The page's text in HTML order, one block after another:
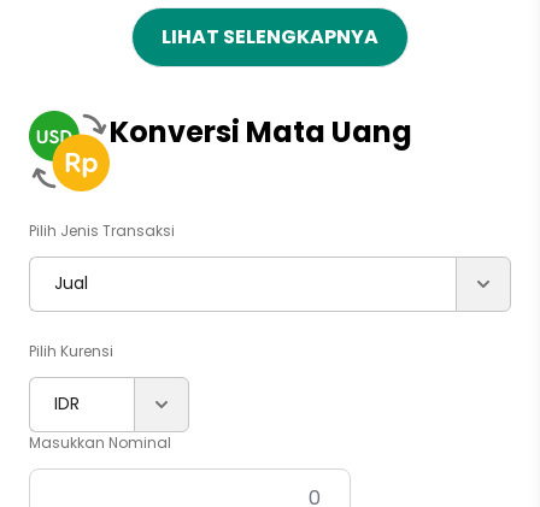
LIHAT SELENGKAPNYA
Konversi Mata Uang
Pilih Jenis Transaksi
Jual
Pilih Kurensi
IDR
Masukkan Nominal